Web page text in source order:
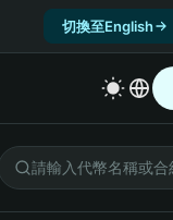
切換至English